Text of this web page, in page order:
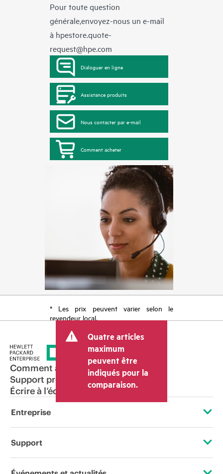
Pour toute question
générale,envoyez-nous un e-mail
à hpestore.quote-
request@hpe.com
Dialoguer en ligne
Assistance produits
Nous contacter par e-mail
Comment acheter
* Les prix peuvent varier selon le
revendeur local.
Quatre articles
maximum
peuvent être
indiqués pour la
comparaison.
Comment acheter
Support produit
Écrire à l’équipe commerciale
Entreprise
À propos de HPE
Support
Services d’assistance opérationnelle (OSS)